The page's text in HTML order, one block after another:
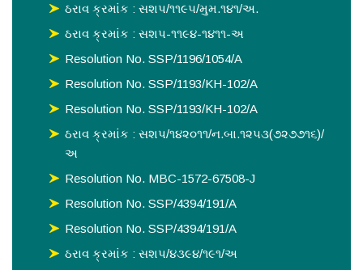
ઠરાવ ક્રમાંક : સશપ/૧૧૯૫/મુમ.૧૪૧/અ.
ઠરાવ ક્રમાંક : સશપ-૧૧૯૪-૧૪૧૧-અ
Resolution No. SSP/1196/1054/A
Resolution No. SSP/1193/KH-102/A
Resolution No. SSP/1193/KH-102/A
ઠરાવ ક્રમાંક : સશપ/૧૪૨૦૧૧/ન.બા.૧૨૫૩(૭૨૭૭૧૬)/
અ
Resolution No. MBC-1572-67508-J
Resolution No. SSP/4394/191/A
Resolution No. SSP/4394/191/A
ઠરાવ ક્રમાંક : સશપ/૪૩૯૪/૧૯૧/અ